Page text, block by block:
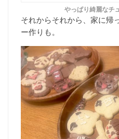
やっぱり綺麗なチ
それからそれから、家に帰
ー作りも。